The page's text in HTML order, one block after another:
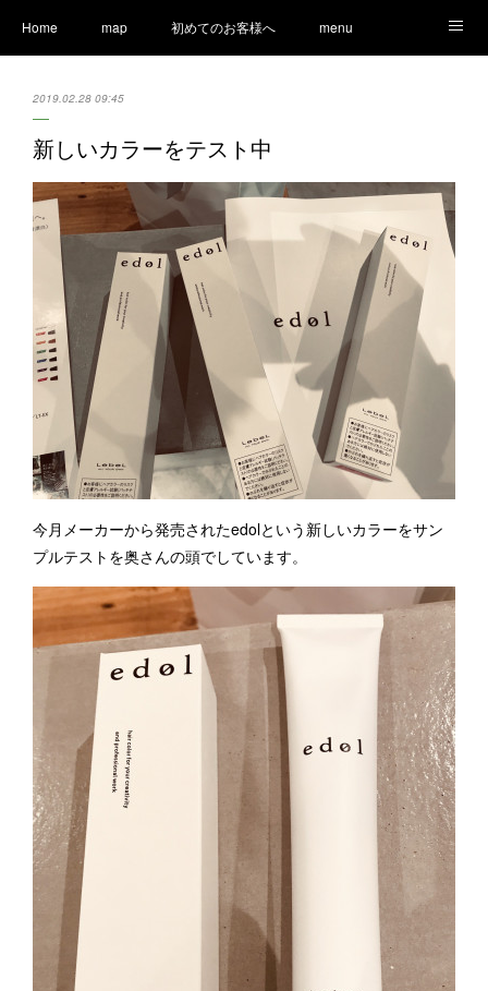
Home map 初めてのお客様へ menu
2019.02.28 09:45
新しいカラーをテスト中
今月メーカーから発売されたedolという新しいカラーをサン
プルテストを奥さんの頭でしています。